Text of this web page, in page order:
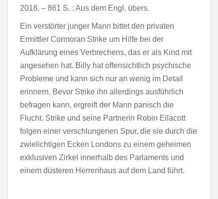
2018. – 861 S. : Aus dem Engl. übers.
Ein verstörter junger Mann bittet den privaten
Ermittler Cormoran Strike um Hilfe bei der
Aufklärung eines Verbrechens, das er als Kind mit
angesehen hat. Billy hat offensichtlich psychische
Probleme und kann sich nur an wenig im Detail
erinnern. Bevor Strike ihn allerdings ausführlich
befragen kann, ergreift der Mann panisch die
Flucht. Strike und seine Partnerin Robin Ellacott
folgen einer verschlungenen Spur, die sie durch die
zwielichtigen Ecken Londons zu einem geheimen
exklusiven Zirkel innerhalb des Parlaments und
einem düsteren Herrenhaus auf dem Land führt.